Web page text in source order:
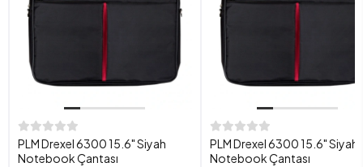
PLM Drexel 6300 15.6" Siyah
Notebook Çantası
PLM Drexel 6300 15.6" Siyah
Notebook Çantası